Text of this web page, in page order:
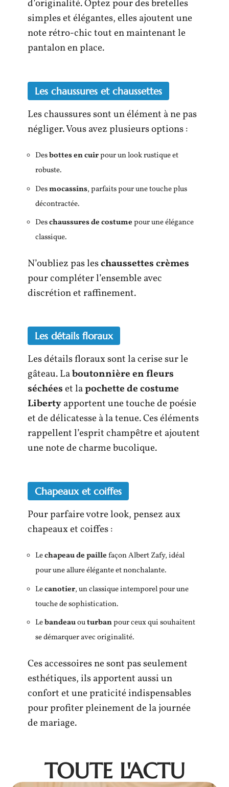
d’originalité. Optez pour des bretelles
simples et élégantes, elles ajoutent une
note rétro-chic tout en maintenant le
pantalon en place.
Les chaussures et chaussettes
Les chaussures sont un élément à ne pas
négliger. Vous avez plusieurs options :
Desbottes en cuirpour un look rustique et
robuste.
Desmocassins, parfaits pour une touche plus
décontractée.
Deschaussures de costumepour une élégance
classique.
N’oubliez pas leschaussettes crèmes
pour compléter l’ensemble avec
discrétion et raffinement.
Les détails floraux
Les détails floraux sont la cerise sur le
gâteau. Laboutonnière en fleurs
séchéeset lapochette de costume
Libertyapportent une touche de poésie
et de délicatesse à la tenue. Ces éléments
rappellent l’esprit champêtre et ajoutent
une note de charme bucolique.
Chapeaux et coiffes
Pour parfaire votre look, pensez aux
chapeaux et coiffes :
Lechapeau de paillefaçon Albert Zafy, idéal
pour une allure élégante et nonchalante.
Lecanotier, un classique intemporel pour une
touche de sophistication.
Lebandeauouturbanpour ceux qui souhaitent
se démarquer avec originalité.
Ces accessoires ne sont pas seulement
esthétiques, ils apportent aussi un
confort et une praticité indispensables
pour profiter pleinement de la journée
de mariage.
TOUTE L'ACTU